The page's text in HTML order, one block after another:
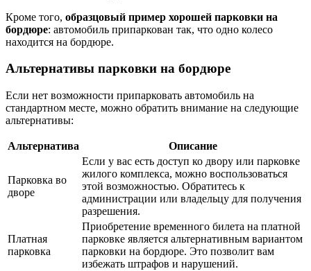
Кроме того, образцовый пример хорошей парковки на
бордюре: автомобиль припаркован так, что одно колесо
находится на бордюре.
Альтернативы парковки на бордюре
Если нет возможности припарковать автомобиль на
стандартном месте, можно обратить внимание на следующие
альтернативы:
Альтернатива Описание
Парковка во
дворе
Если у вас есть доступ ко двору или парковке
жилого комплекса, можно воспользоваться
этой возможностью. Обратитесь к
администрации или владельцу для получения
разрешения.
Платная
парковка
Приобретение временного билета на платной
парковке является альтернативным вариантом
парковки на бордюре. Это позволит вам
избежать штрафов и нарушений.